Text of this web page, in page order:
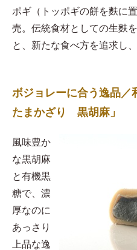
ポギ（トッポギの餅を麩に
売。伝統食材としての生麩
と、新たな食べ方を追求し
ボジョレーに合う逸品
たまかざり 黒胡麻」
風味豊か
な黒胡麻
と有機黒
糖で、濃
厚なのに
あっさり
上品な逸